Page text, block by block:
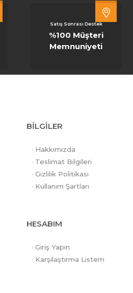
Satış Sonrası Destek
%100 Müşteri
Memnuniyeti
BİLGİLER
· Hakkımızda
· Teslimat Bilgileri
· Gizlilik Politikası
· Kullanım Şartları
HESABIM
· Giriş Yapın
· Karşılaştırma Listem